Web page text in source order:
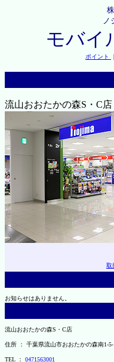
ノ
モバイ
ポイント
流山おおたかの森S・C店
取
お知らせはありません。
流山おおたかの森S・C店
住所 ： 千葉県流山市おおたかの森南1-
TEL ： 0471563001